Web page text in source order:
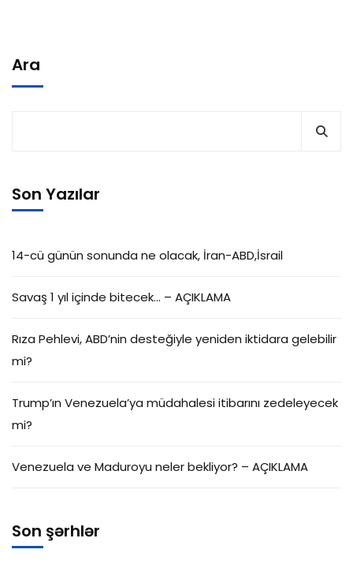
Ara
Son Yazılar
14-cü günün sonunda ne olacak, İran-ABD,İsrail
Savaş 1 yıl içinde bitecek… – AÇIKLAMA
Rıza Pehlevi, ABD’nin desteğiyle yeniden iktidara gelebilir
mi?
Trump’ın Venezuela’ya müdahalesi itibarını zedeleyecek
mi?
Venezuela ve Maduroyu neler bekliyor? – AÇIKLAMA
Son şərhlər